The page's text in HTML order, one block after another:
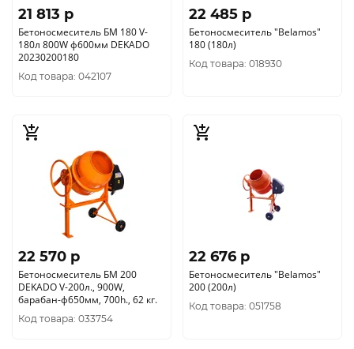
21 813 p
Бетоносмеситель БМ 180 V-
180л 800W ф600мм DEKADO
20230200180
Код товара: 042107
22 485 p
Бетоносмеситель "Belamos"
180 (180л)
Код товара: 018930
22 570 p
Бетоносмеситель БМ 200
DEKADO V-200л., 900W,
барабан-ф650мм, 700h., 62 кг.
Код товара: 033754
22 676 p
Бетоносмеситель "Belamos"
200 (200л)
Код товара: 051758